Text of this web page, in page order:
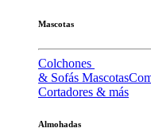
Mascotas
Colchones
& Sofás Mascotas
Cortadores & más
Almohadas